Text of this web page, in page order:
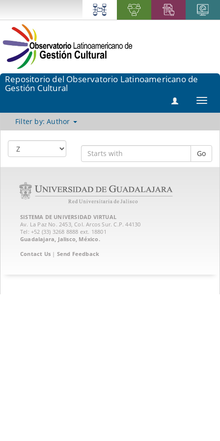
Repositorio del Observatorio Latinoamericano de
Gestión Cultural
Filter by: Author
Go
SISTEMA DE UNIVERSIDAD VIRTUAL
Av. La Paz No. 2453, Col. Arcos Sur. C.P. 44130
Tel: +52 (33) 3268 8888‏ ext. 18801
Guadalajara, Jalisco, México.
Contact Us | Send Feedback